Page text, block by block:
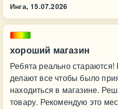
Инга, 15.07.2026
хороший магазин
Ребята реально
делают все чтобы было
находиться в магазине.
товару. Рекомендую это